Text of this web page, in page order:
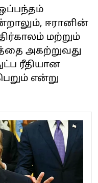
ஈரானின்
மற்றும்
அகற்றுவது
ரீதியான
என்று